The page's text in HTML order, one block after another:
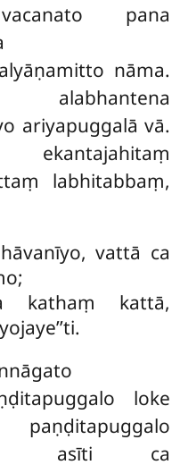
pana
nāma.
ariyapuggalā vā.
labhitabbaṃ,
vattā ca
kathaṃ kattā,
loke
asīti ca